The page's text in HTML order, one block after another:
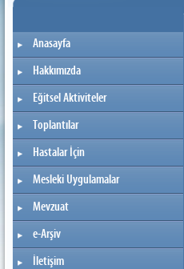
Anasayfa
Hakkımızda
Eğitsel Aktiviteler
Toplantılar
Hastalar İçin
Mesleki Uygulamalar
Mevzuat
e-Arşiv
İletişim